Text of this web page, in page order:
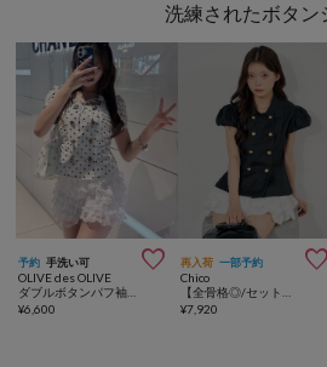
洗練されたボタン
予約 手洗い可 
OLIVE des OLIVE
¥6,600
再入荷 一部予約 
Chico
¥7,920